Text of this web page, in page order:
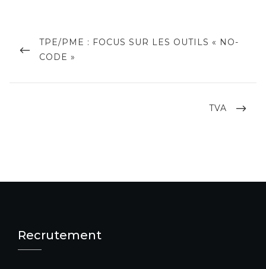
l’article
PREVIOUS
POST
TPE/PME : FOCUS SUR LES OUTILS « NO-
CODE »
NEXT
TVA
Recrutement